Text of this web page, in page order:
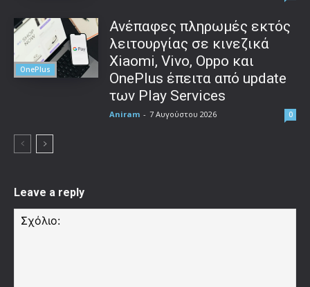
OnePlus
Ανέπαφες πληρωμές εκτός
λειτουργίας σε κινεζικά
Xiaomi, Vivo, Oppo και
OnePlus έπειτα από update
των Play Services
Aniram - 7 Αυγούστου 2026 0
Leave a reply